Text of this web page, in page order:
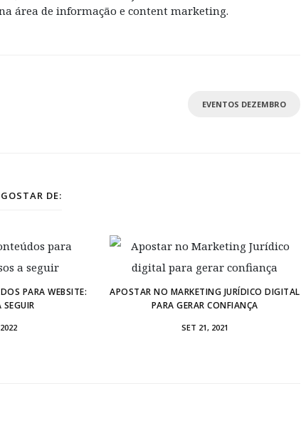
área de informação e content marketing.
EVENTOS DEZEMBRO
DE:
PARA WEBSITE:
APOSTAR NO MARKETING JURÍDICO DIGITAL
PARA GERAR CONFIANÇA
SET 21, 2021